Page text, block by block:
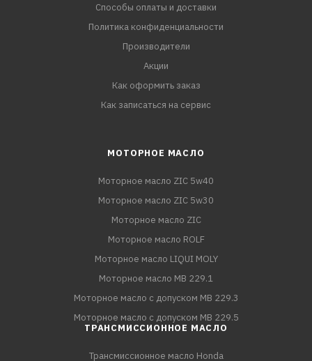
Способы оплаты и доставки
Политика конфиденциальности
Производители
Акции
Как оформить заказ
Как записаться на сервис
МОТОРНОЕ МАСЛО
Моторное масло ZIC 5w40
Моторное масло ZIC 5w30
Моторное масло ZIC
Моторное масло ROLF
Моторное масло LIQUI MOLY
Моторное масло MB 229.1
Моторное масло с допуском MB 229.3
Моторное масло с допуском MB 229.5
ТРАНСМИССИОННОЕ МАСЛО
Трансмиссионное масло Honda